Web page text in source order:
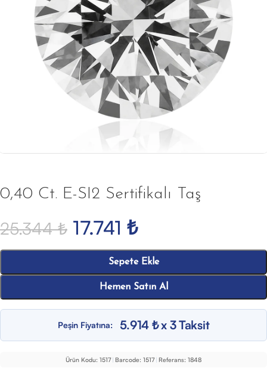
0,40 Ct. E-SI2 Sertifikalı Taş
25.344₺ 17.741 ₺
Sepete Ekle
Hemen Satın Al
Peşin Fiyatına: 5.914 ₺ x 3 Taksit
Ürün Kodu: 1517 | Barcode: 1517 | Referans: 1848